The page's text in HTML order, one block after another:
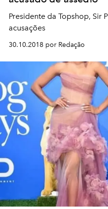
Presidente da Topshop, Sir
acusações
30.10.2018 por Redação